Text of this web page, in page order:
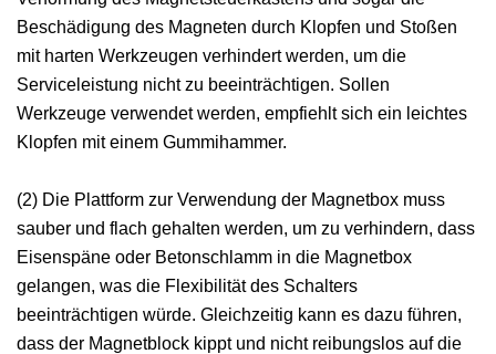
Beschädigung des Magneten durch Klopfen und Stoßen
mit harten Werkzeugen verhindert werden, um die
Serviceleistung nicht zu beeinträchtigen. Sollen
Werkzeuge verwendet werden, empfiehlt sich ein leichtes
Klopfen mit einem Gummihammer.
(2) Die Plattform zur Verwendung der Magnetbox muss
sauber und flach gehalten werden, um zu verhindern, dass
Eisenspäne oder Betonschlamm in die Magnetbox
gelangen, was die Flexibilität des Schalters
beeinträchtigen würde. Gleichzeitig kann es dazu führen,
dass der Magnetblock kippt und nicht reibungslos auf die